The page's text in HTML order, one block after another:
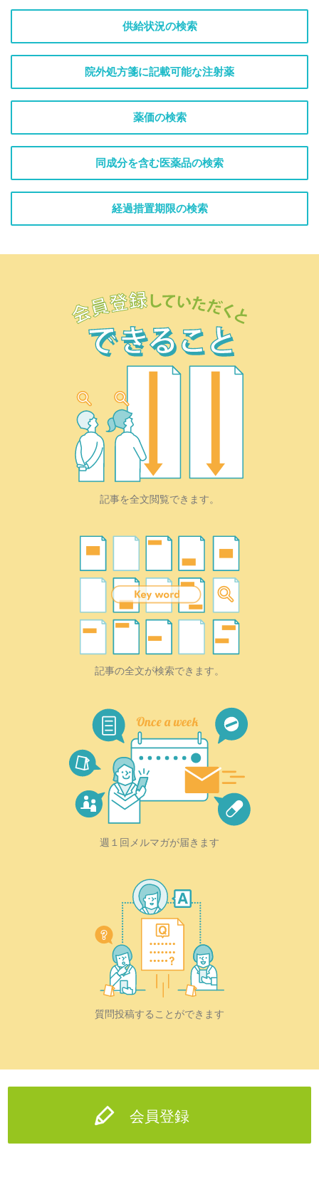
供給状況の検索
院外処方箋に記載可能な注射薬
薬価の検索
同成分を含む医薬品の検索
経過措置期限の検索
記事を全文閲覧できます。
記事の全文が検索できます。
週１回メルマガが届きます
質問投稿することができます
会員登録